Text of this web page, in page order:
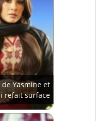
Yasmine et
refait surface